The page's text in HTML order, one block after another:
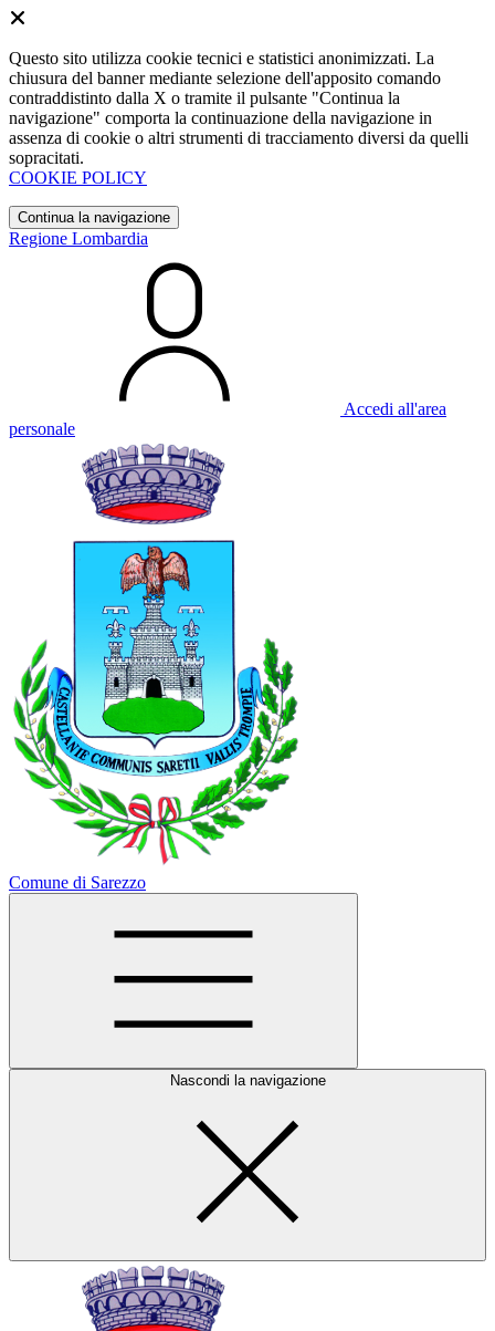
Questo sito utilizza cookie tecnici e statistici anonimizzati. La
chiusura del banner mediante selezione dell'apposito comando
contraddistinto dalla X o tramite il pulsante "Continua la
navigazione" comporta la continuazione della navigazione in
assenza di cookie o altri strumenti di tracciamento diversi da quelli
sopracitati.
COOKIE POLICY
Continua la navigazione
Regione Lombardia
Accedi all'area
personale
Comune di Sarezzo
Nascondi la navigazione